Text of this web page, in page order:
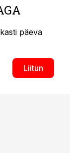
päeva
Liitun